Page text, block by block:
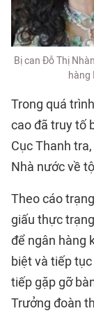
Bị can Đỗ Thị
hàng
Trong quá
cao đã truy tố
Cục Thanh
Nhà nước về
Theo cáo
giấu thực
để ngân hàng
biệt và tiếp
tiếp gặp gỡ
Trưởng đoàn